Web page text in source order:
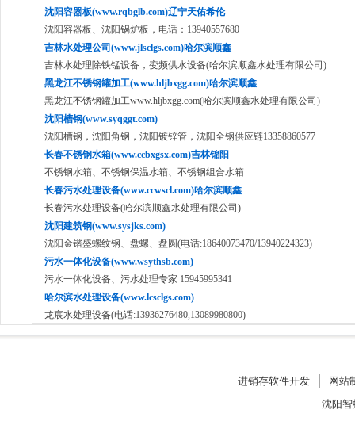
沈阳容器板(www.rqbglb.com)辽宁天佑希伦
沈阳容器板、沈阳锅炉板，电话：13940557680
吉林水处理公司(www.jlsclgs.com)哈尔滨顺鑫
吉林水处理除铁锰设备，变频供水设备(哈尔滨顺鑫水处理有限公司)
黑龙江不锈钢罐加工(www.hljbxgg.com)哈尔滨顺鑫
黑龙江不锈钢罐加工www.hljbxgg.com(哈尔滨顺鑫水处理有限公司)
沈阳槽钢(www.syqggt.com)
沈阳槽钢，沈阳角钢，沈阳镀锌管，沈阳全钢供应链13358860577
长春不锈钢水箱(www.ccbxgsx.com)吉林锦阳
不锈钢水箱、不锈钢保温水箱、不锈钢组合水箱
长春污水处理设备(www.ccwscl.com)哈尔滨顺鑫
长春污水处理设备(哈尔滨顺鑫水处理有限公司)
沈阳建筑钢(www.sysjks.com)
沈阳金锴盛螺纹钢、盘螺、盘圆(电话:18640073470/13940224323)
污水一体化设备(www.wsythsb.com)
污水一体化设备、污水处理专家 15945995341
哈尔滨水处理设备(www.lcsclgs.com)
龙宸水处理设备(电话:13936276480,13089980800)
进销存软件开发│
网站
沈阳